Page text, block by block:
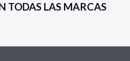
TODAS LAS MARCAS